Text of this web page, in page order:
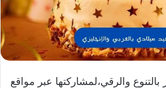
والرقي،لمشاركتها عبر مواقع